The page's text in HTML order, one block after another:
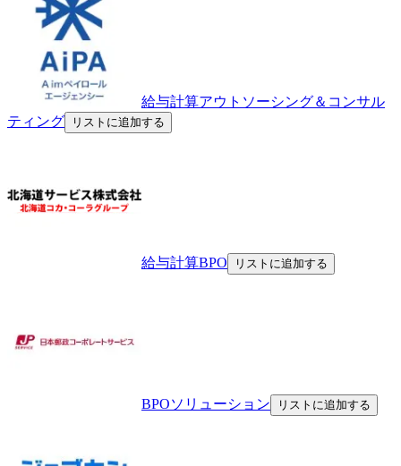
給与計算アウトソーシング＆コンサル
ティング
リストに追加する
給与計算BPO リストに追加する
BPOソリューション リストに追加する